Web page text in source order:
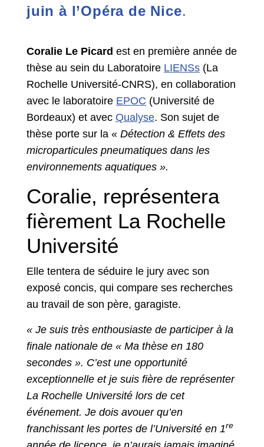
juin à l’Opéra de Nice.
Coralie Le Picard est en première année de
thèse au sein du Laboratoire LIENSs (La
Rochelle Université-CNRS), en collaboration
avec le laboratoire EPOC (Université de
Bordeaux) et avec Qualyse. Son sujet de
thèse porte sur la « Détection & Effets des
microparticules pneumatiques dans les
environnements aquatiques ».
Coralie, représentera
fièrement La Rochelle
Université
Elle tentera de séduire le jury avec son
exposé concis, qui compare ses recherches
au travail de son père, garagiste.
« Je suis très enthousiaste de participer à la
finale nationale de « Ma thèse en 180
secondes ». C’est une opportunité
exceptionnelle et je suis fière de représenter
La Rochelle Université lors de cet
événement. Je dois avouer qu’en
franchissant les portes de l’Université en 1re